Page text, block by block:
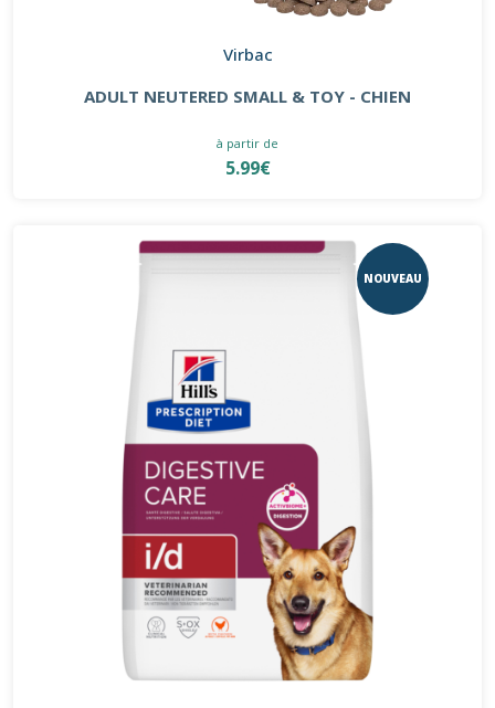
Virbac
ADULT NEUTERED SMALL & TOY - CHIEN
à partir de
5.99€
NOUVEAU